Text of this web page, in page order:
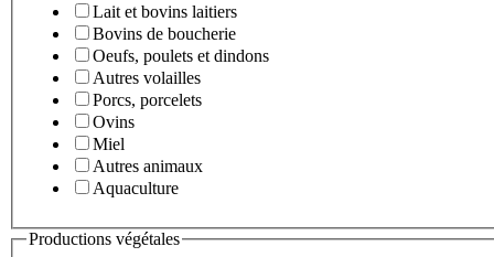
Lait et bovins laitiers
Bovins de boucherie
Oeufs, poulets et dindons
Autres volailles
Porcs, porcelets
Ovins
Miel
Autres animaux
Aquaculture
Productions végétales